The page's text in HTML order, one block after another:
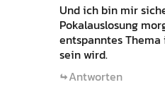
Und ich bin mir
Pokalauslosung
entspanntes
sein wird.
Antworten